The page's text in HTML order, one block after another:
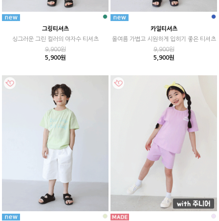
그링티셔츠
싱그러운 그린 컬러의 야자수 티셔츠
9,900원
5,900원
카일티셔츠
올여름 가볍고 시원하게 입히기 좋은 티셔츠
9,900원
5,900원